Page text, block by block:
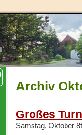
Archiv
Großes
Samstag, Oktober